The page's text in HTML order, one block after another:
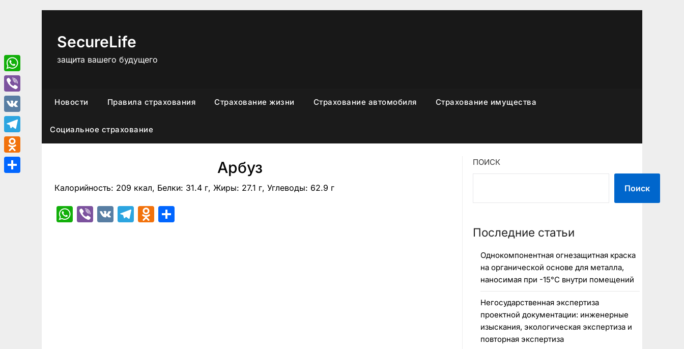
SecureLife
защита вашего будущего
Новости Правила страхования Страхование жизни Страхование автомобиля Страхование имущества
Социальное страхование
Арбуз
Калорийность: 209 ккал, Белки: 31.4 г, Жиры: 27.1 г, Углеводы: 62.9 г
WhatsApp
Viber
VK Telegram
Odnoklassniki
ПОИСК
Поиск
Последние статьи
Однокомпонентная огнезащитная краска
на органической основе для металла,
наносимая при -15°C внутри помещений
Негосударственная экспертиза
проектной документации: инженерные
изыскания, экологическая экспертиза и
повторная экспертиза
WhatsApp
Viber
VK
Telegram
Odnoklassniki